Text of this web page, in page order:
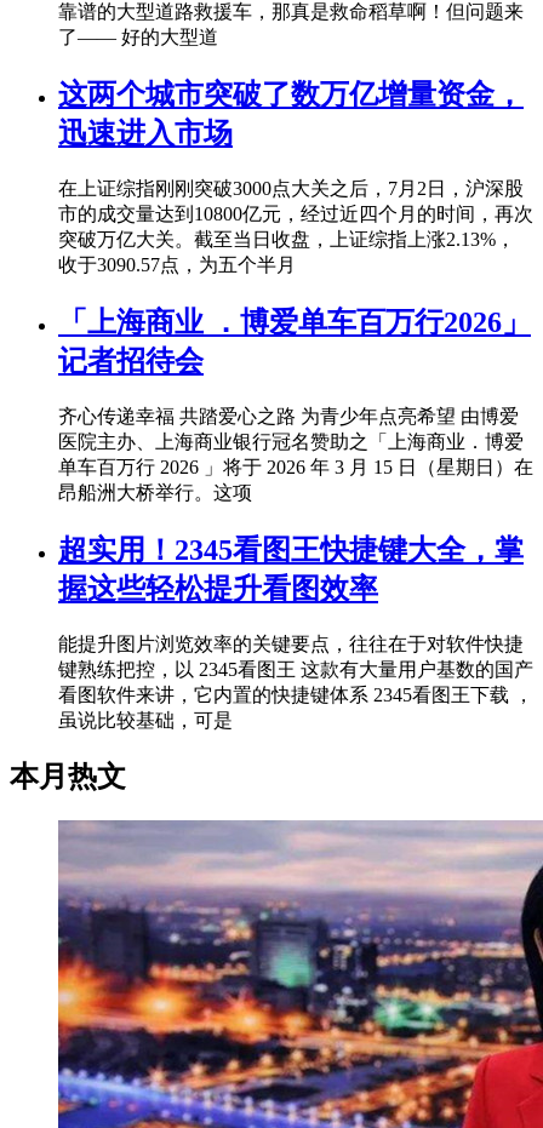
靠谱的大型道路救援车，那真是救命稻草啊！但问题来
了—— 好的大型道
这两个城市突破了数万亿增量资金，
迅速进入市场
在上证综指刚刚突破3000点大关之后，7月2日，沪深股
市的成交量达到10800亿元，经过近四个月的时间，再次
突破万亿大关。截至当日收盘，上证综指上涨2.13%，
收于3090.57点，为五个半月
「上海商业 ．博爱单车百万行2026」
记者招待会
齐心传递幸福 共踏爱心之路 为青少年点亮希望 由博爱
医院主办、上海商业银行冠名赞助之「上海商业．博爱
单车百万行 2026 」将于 2026 年 3 月 15 日（星期日）在
昂船洲大桥举行。这项
超实用！2345看图王快捷键大全，掌
握这些轻松提升看图效率
能提升图片浏览效率的关键要点，往往在于对软件快捷
键熟练把控，以 2345看图王 这款有大量用户基数的国产
看图软件来讲，它内置的快捷键体系 2345看图王下载 ，
虽说比较基础，可是
本月热文